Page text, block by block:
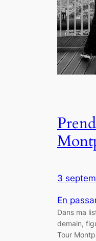
3
En
Dans ma
demain,
Tour